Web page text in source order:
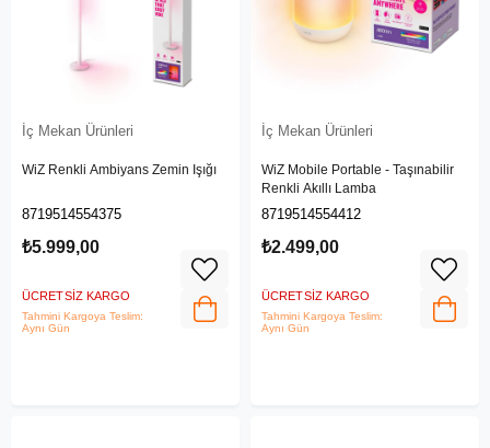
İç Mekan Ürünleri
WiZ Renkli Ambiyans Zemin Işığı
8719514554375
₺5.999,00
ÜCRETSIZ KARGO
Tahmini Kargoya Teslim:
Aynı Gün
İç Mekan Ürünleri
WiZ Mobile Portable - Taşınabilir
Renkli Akıllı Lamba
8719514554412
₺2.499,00
ÜCRETSIZ KARGO
Tahmini Kargoya Teslim:
Aynı Gün